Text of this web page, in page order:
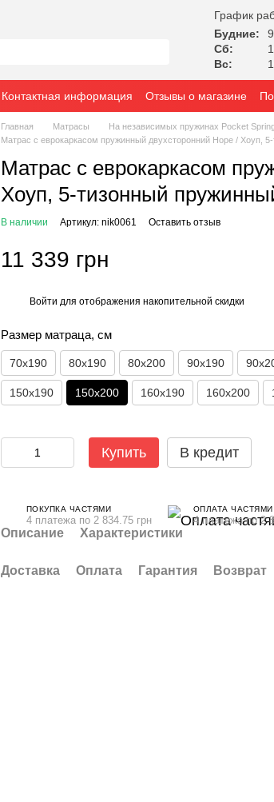
График
Будние:
Сб:
Вс:
Контактная информация Отзывы о магазине
Главная Матрасы На независимых пружинах Pocket
Матрас с еврокаркасом пружинный двухсторонний Hope / Хоуп,
Матрас с еврокаркасом
Хоуп, 5-тизонный
В наличии Артикул: nik0061 Оставить отзыв
11 339 грн
Войти для отображения накопительной скидки
Размер матраца, см
70х190 80x190 80x200 90x190
150х190 150x200 160x190 160x200
Купить В кредит
ПОКУПКА ЧАСТЯМИ
4 платежа по 2 834.75 грн
ОПЛАТА ЧАСТЯМИ
4 платежа по 2
Описание Характеристики
Доставка Оплата Гарантия Возврат